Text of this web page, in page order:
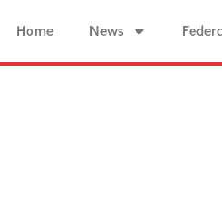
Home News